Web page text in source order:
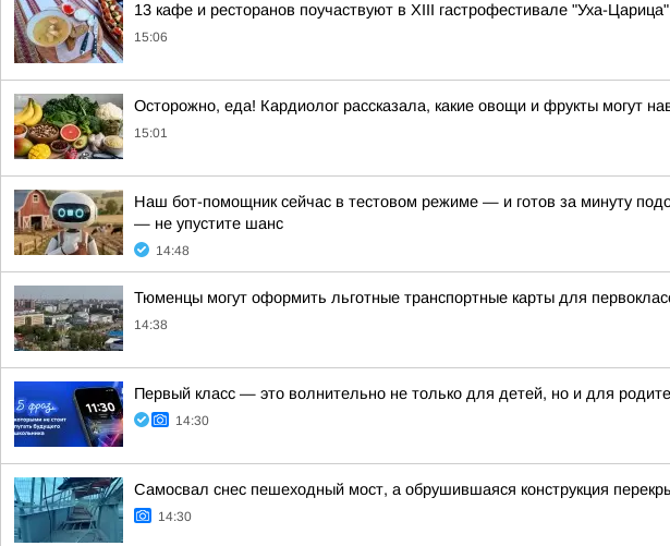
13 кафе и ресторанов поучаствуют в XIII гастрофестивале "Уха-
15:06
Осторожно, еда! Кардиолог рассказала, какие овощи и фрукты могут
15:01
Наш бот-помощник сейчас в тестовом режиме — и готов за минуту
— не упустите шанс
14:48
Тюменцы могут оформить льготные транспортные карты для
14:38
Первый класс — это волнительно не только для детей, но и для
14:30
Самосвал снес пешеходный мост, а обрушившаяся конструкция
14:30